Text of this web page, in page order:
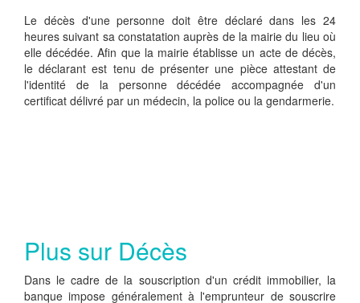
Le décès d'une personne doit être déclaré dans les 24
heures suivant sa constatation auprès de la mairie du lieu où
elle décédée. Afin que la mairie établisse un acte de décès,
le déclarant est tenu de présenter une pièce attestant de
l'identité de la personne décédée accompagnée d'un
certificat délivré par un médecin, la police ou la gendarmerie.
Plus sur Décès
Dans le cadre de la souscription d'un crédit immobilier, la
banque impose généralement à l'emprunteur de souscrire